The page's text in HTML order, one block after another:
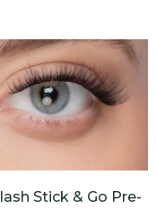
Stick & Go Pre-